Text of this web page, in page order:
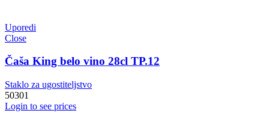
Uporedi
Close
Čaša King belo vino 28cl TP.12
Staklo za ugostiteljstvo
50301
Login to see prices